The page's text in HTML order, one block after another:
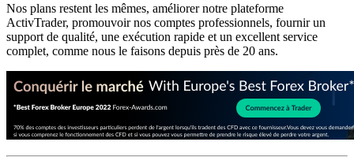
Nos plans restent les mêmes, améliorer notre plateforme
ActivTrader, promouvoir nos comptes professionnels, fournir un
support de qualité, une exécution rapide et un excellent service
complet, comme nous le faisons depuis près de 20 ans.